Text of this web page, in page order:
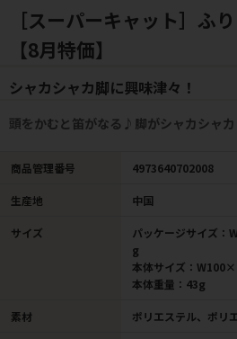
［スーパーキャット］ふ
【8月特価】
シャカシャカ脚に興味津々！
頭をかむと笛がなる♪脚がシャカシャカ
商品管理番号 4973640702008
生産地 中国
サイズ
パッケージサイズ
g
本体サイズ：
本体重量：43g
素材 ポリエステル、ポリ